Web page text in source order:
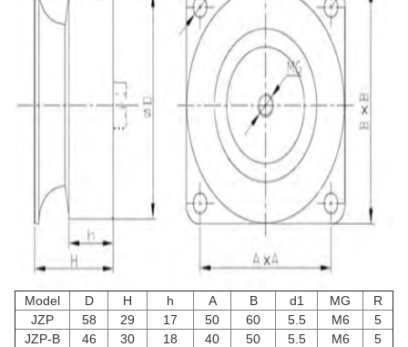
Model D H h A B d1 MG
R
JZP
58 29 17 50 60 5.5 M6
5
JZP-B
46 30 18 40 50 5.5 M6
5